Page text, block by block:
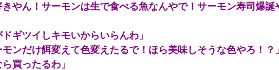
やん！サーモンは生で食べる魚なんやで！サーモン寿司爆誕
ギツイしキモいからいらんわ」
ンだけ餌変えて色変えたるで！ほら美味しそうな色やろ！？」
買ったるわ」